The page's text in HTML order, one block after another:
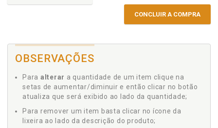
CONCLUIR A COMPRA
OBSERVAÇÕES
Para alterar a quantidade de um item clique na
setas de aumentar/diminuir e então clicar no botão
atualiza que será exibido ao lado da quantidade;
Para remover um item basta clicar no ícone da
lixeira ao lado da descrição do produto;